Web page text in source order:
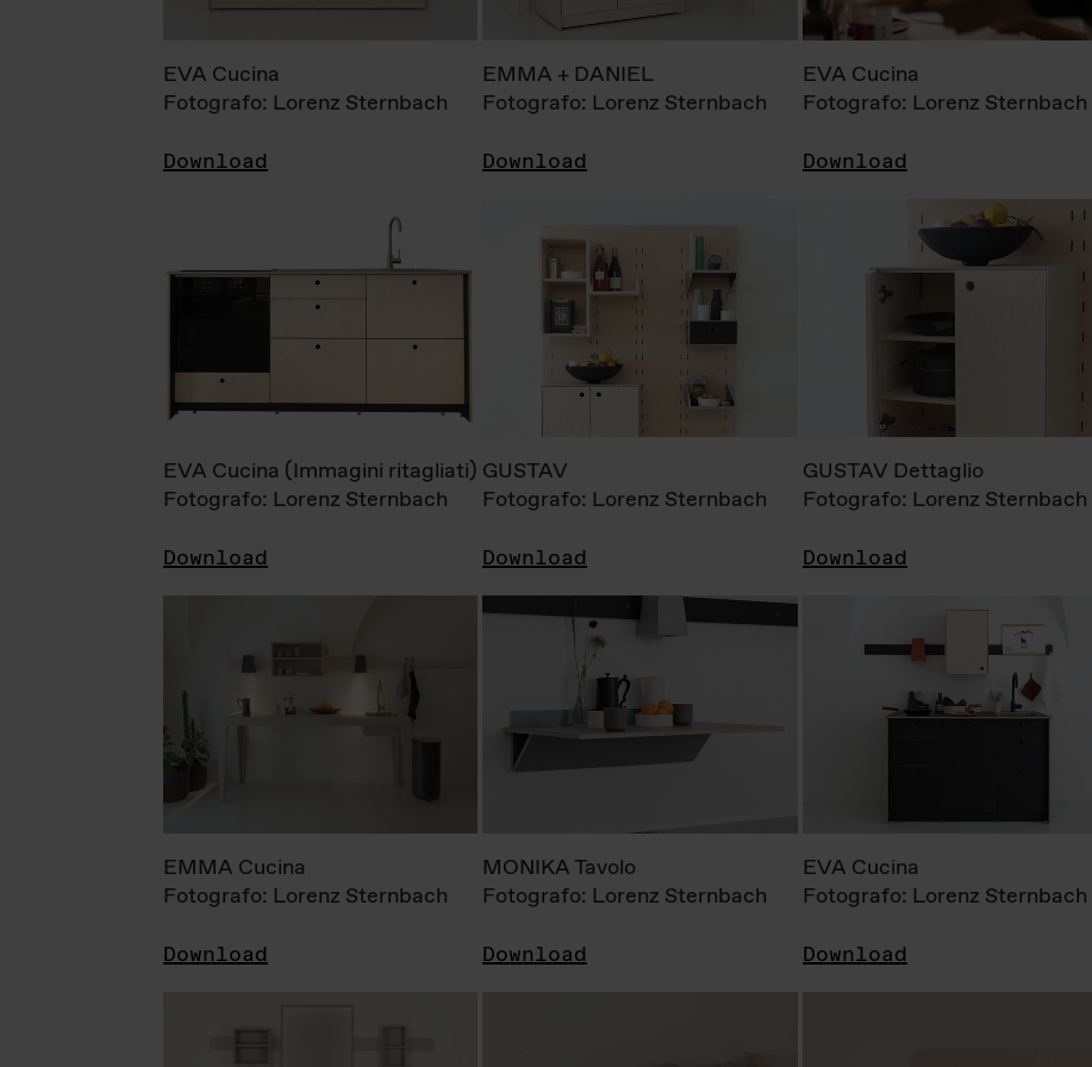
EVA Cucina
Fotografo: Lorenz Sternbach
Download
EMMA + DANIEL
Fotografo: Lorenz Sternbach
Download
EVA Cucina
Fotografo: Lorenz Sternbach
Download
EVA Cucina (Immagini ritagliati)
Fotografo: Lorenz Sternbach
Download
GUSTAV
Fotografo: Lorenz Sternbach
Download
GUSTAV Dettaglio
Fotografo: Lorenz Sternbach
Download
EMMA Cucina
Fotografo: Lorenz Sternbach
Download
MONIKA Tavolo
Fotografo: Lorenz Sternbach
Download
EVA Cucina
Fotografo: Lorenz Sternbach
Download